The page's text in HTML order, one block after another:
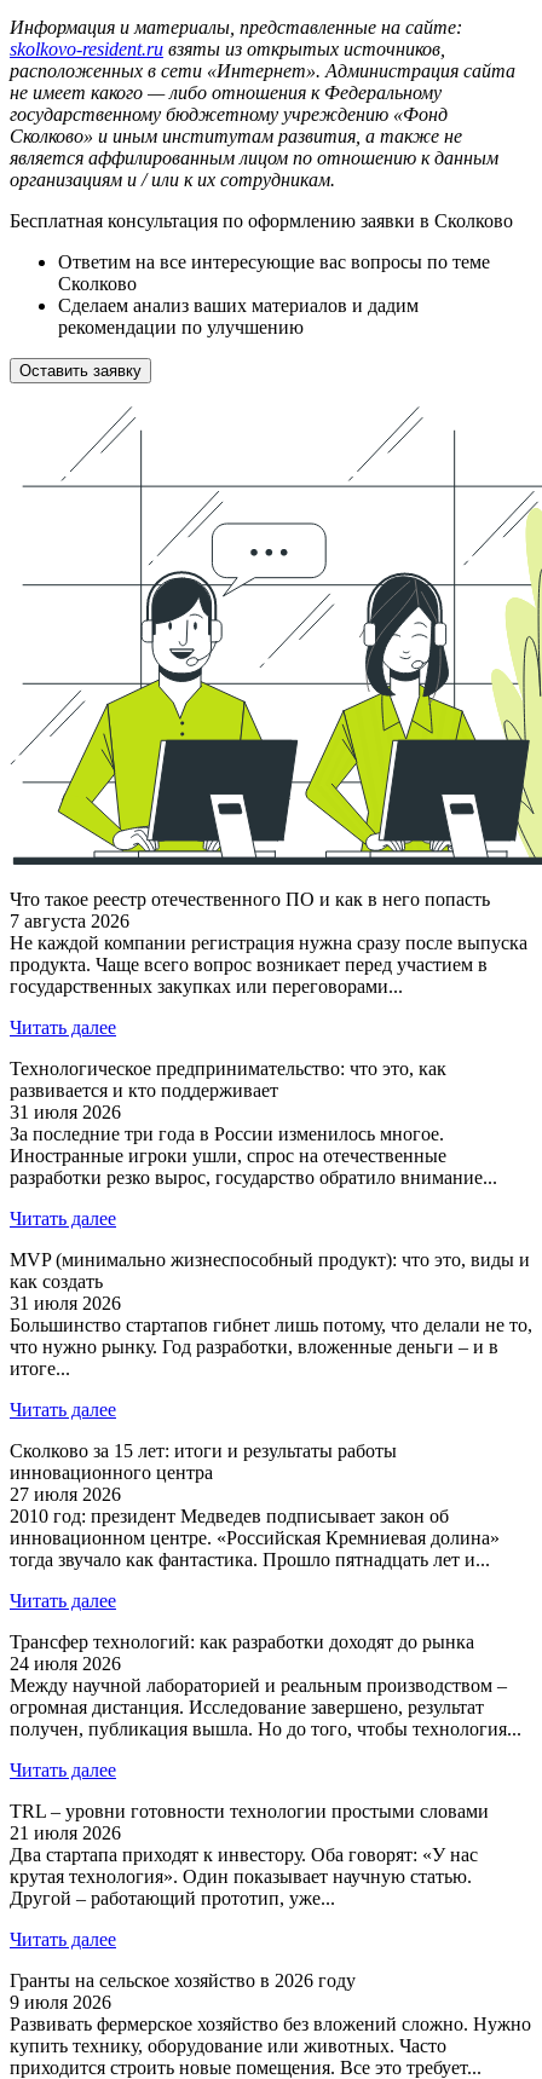
Информация и материалы, представленные на сайте:
skolkovo-resident.ru взяты из открытых источников,
расположенных в сети «Интернет». Администрация сайта
не имеет какого — либо отношения к Федеральному
государственному бюджетному учреждению «Фонд
Сколково» и иным институтам развития, а также не
является аффилированным лицом по отношению к данным
организациям и / или к их сотрудникам.
Бесплатная консультация по оформлению заявки в Сколково
Ответим на все интересующие вас вопросы по теме
Сколково
Сделаем анализ ваших материалов и дадим
рекомендации по улучшению
Оставить заявку
Что такое реестр отечественного ПО и как в него попасть
7 августа 2026
Не каждой компании регистрация нужна сразу после выпуска
продукта. Чаще всего вопрос возникает перед участием в
государственных закупках или переговорами...
Читать далее
Технологическое предпринимательство: что это, как
развивается и кто поддерживает
31 июля 2026
За последние три года в России изменилось многое.
Иностранные игроки ушли, спрос на отечественные
разработки резко вырос, государство обратило внимание...
Читать далее
MVP (минимально жизнеспособный продукт): что это, виды и
как создать
31 июля 2026
Большинство стартапов гибнет лишь потому, что делали не то,
что нужно рынку. Год разработки, вложенные деньги – и в
итоге...
Читать далее
Сколково за 15 лет: итоги и результаты работы
инновационного центра
27 июля 2026
2010 год: президент Медведев подписывает закон об
инновационном центре. «Российская Кремниевая долина»
тогда звучало как фантастика. Прошло пятнадцать лет и...
Читать далее
Трансфер технологий: как разработки доходят до рынка
24 июля 2026
Между научной лабораторией и реальным производством –
огромная дистанция. Исследование завершено, результат
получен, публикация вышла. Но до того, чтобы технология...
Читать далее
TRL – уровни готовности технологии простыми словами
21 июля 2026
Два стартапа приходят к инвестору. Оба говорят: «У нас
крутая технология». Один показывает научную статью.
Другой – работающий прототип, уже...
Читать далее
Гранты на сельское хозяйство в 2026 году
9 июля 2026
Развивать фермерское хозяйство без вложений сложно. Нужно
купить технику, оборудование или животных. Часто
приходится строить новые помещения. Все это требует...